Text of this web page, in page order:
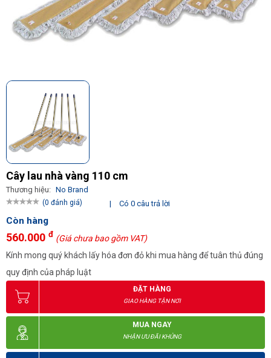
Cây lau nhà vàng 110 cm
Thương hiệu: No Brand
(0 đánh giá) | Có 0 câu trả lời
Còn hàng
560.000 đ (Giá chưa bao gồm VAT)
Kính mong quý khách lấy hóa đơn đỏ khi mua hàng để tuân thủ đúng
quy định của pháp luật
ĐẶT HÀNG
GIAO HÀNG TẬN NƠI
MUA NGAY
NHẬN ƯU ĐÃI KHỦNG